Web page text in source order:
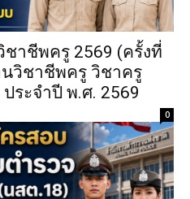
าชีพครู 2569 (ครั้งที่
วิชาชีพครู วิชาครู
ระจำปี พ.ศ. 2569
0